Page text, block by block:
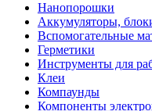
Нанопорошки
Аккумуляторы,
Вспомогательные
Герметики
Инструменты для
Клеи
Компаунды
Компоненты